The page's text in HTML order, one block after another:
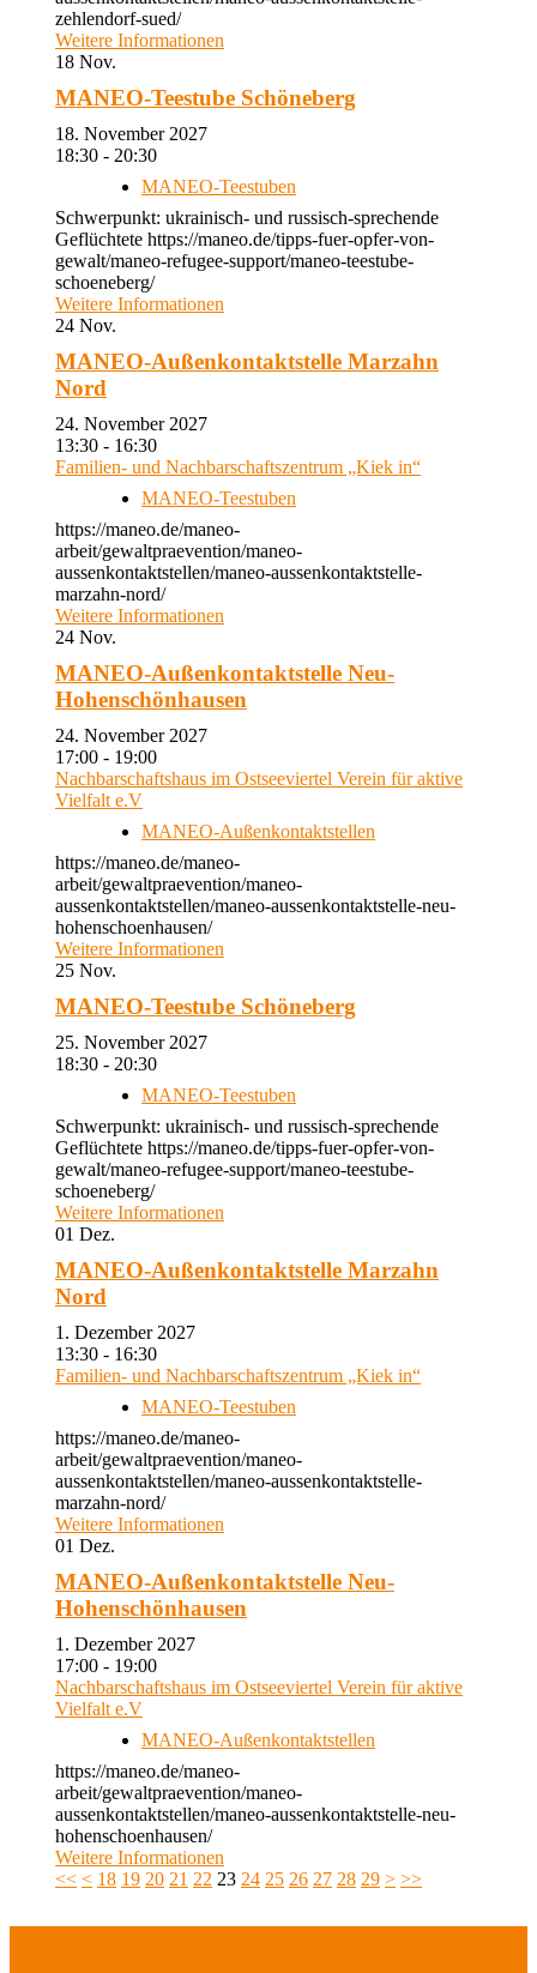
zehlendorf-sued/
Weitere Informationen
18 Nov.
MANEO-Teestube Schöneberg
18. November 2027
18:30 - 20:30
MANEO-Teestuben
Schwerpunkt: ukrainisch- und russisch-sprechende
Geflüchtete https://maneo.de/tipps-fuer-opfer-von-
gewalt/maneo-refugee-support/maneo-teestube-
schoeneberg/
Weitere Informationen
24 Nov.
MANEO-Außenkontaktstelle Marzahn
Nord
24. November 2027
13:30 - 16:30
Familien- und Nachbarschaftszentrum „Kiek in“
MANEO-Teestuben
https://maneo.de/maneo-
arbeit/gewaltpraevention/maneo-
aussenkontaktstellen/maneo-aussenkontaktstelle-
marzahn-nord/
Weitere Informationen
24 Nov.
MANEO-Außenkontaktstelle Neu-
Hohenschönhausen
24. November 2027
17:00 - 19:00
Nachbarschaftshaus im Ostseeviertel Verein für aktive
Vielfalt e.V
MANEO-Außenkontaktstellen
https://maneo.de/maneo-
arbeit/gewaltpraevention/maneo-
aussenkontaktstellen/maneo-aussenkontaktstelle-neu-
hohenschoenhausen/
Weitere Informationen
25 Nov.
MANEO-Teestube Schöneberg
25. November 2027
18:30 - 20:30
MANEO-Teestuben
Schwerpunkt: ukrainisch- und russisch-sprechende
Geflüchtete https://maneo.de/tipps-fuer-opfer-von-
gewalt/maneo-refugee-support/maneo-teestube-
schoeneberg/
Weitere Informationen
01 Dez.
MANEO-Außenkontaktstelle Marzahn
Nord
1. Dezember 2027
13:30 - 16:30
Familien- und Nachbarschaftszentrum „Kiek in“
MANEO-Teestuben
https://maneo.de/maneo-
arbeit/gewaltpraevention/maneo-
aussenkontaktstellen/maneo-aussenkontaktstelle-
marzahn-nord/
Weitere Informationen
01 Dez.
MANEO-Außenkontaktstelle Neu-
Hohenschönhausen
1. Dezember 2027
17:00 - 19:00
Nachbarschaftshaus im Ostseeviertel Verein für aktive
Vielfalt e.V
MANEO-Außenkontaktstellen
https://maneo.de/maneo-
arbeit/gewaltpraevention/maneo-
aussenkontaktstellen/maneo-aussenkontaktstelle-neu-
hohenschoenhausen/
Weitere Informationen
<< < 18 19 20 21 22 23 24 25 26 27 28 29 > >>